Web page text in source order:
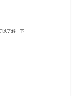
以了解一下